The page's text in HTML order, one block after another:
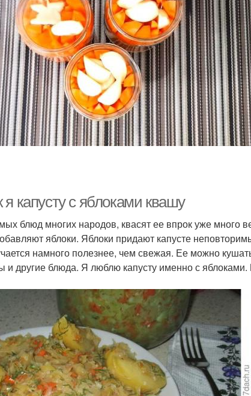
капусту с яблоками квашу
блюд многих народов, квасят ее впрок уже много
яблоки. Яблоки придают капусте
намного полезнее, чем свежая. Ее можно
и другие блюда. Я люблю капусту именно с